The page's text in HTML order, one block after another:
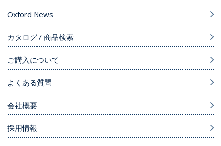
Oxford News
カタログ / 商品検索
ご購入について
よくある質問
会社概要
採用情報